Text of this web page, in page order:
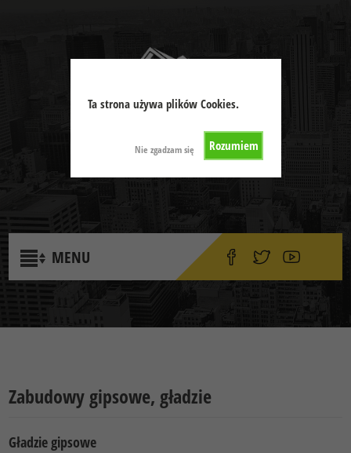
Ta strona używa plików Cookies.
Rozumiem
Nie zgadzam się
Kontakt: 512-344-086
MENU
Zabudowy gipsowe, gładzie
Gładzie gipsowe